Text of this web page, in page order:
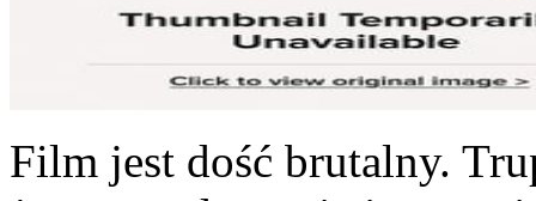
Film jest dość brutalny.